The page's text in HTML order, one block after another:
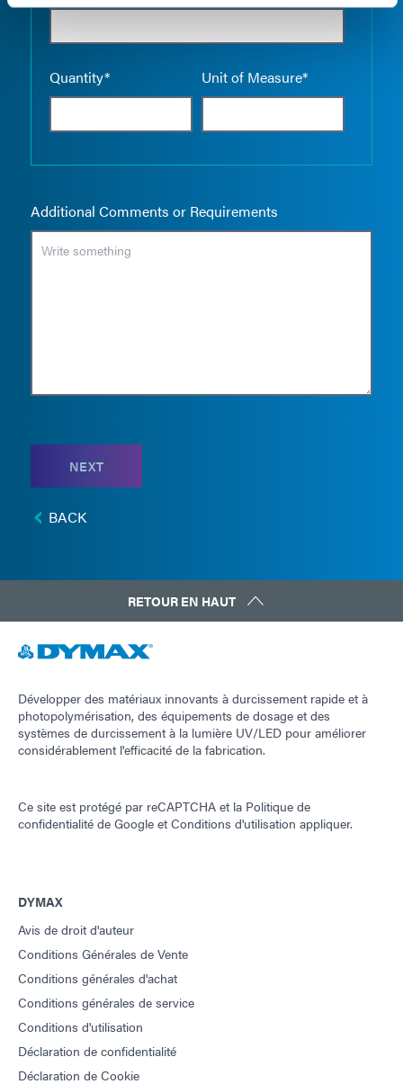
Quantity* Unit of Measure*
Additional Comments or Requirements
NEXT
BACK
RETOUR EN HAUT
Développer des matériaux innovants à durcissement rapide et à
photopolymérisation, des équipements de dosage et des
systèmes de durcissement à la lumière UV/LED pour améliorer
considérablement l'efficacité de la fabrication.
Ce site est protégé par reCAPTCHA et la Politique de
confidentialité de Google etConditions d'utilisation appliquer.
DYMAX
Avis de droit d'auteur
Conditions Générales de Vente
Conditions générales d'achat
Conditions générales de service
Conditions d'utilisation
Déclaration de confidentialité
Déclaration de Cookie